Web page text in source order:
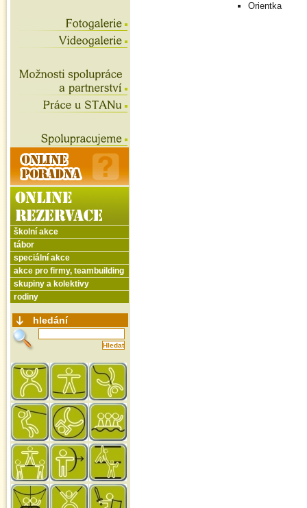
Orientka
školní akce
tábor
speciální akce
akce pro firmy, teambuilding
skupiny a kolektivy
rodiny
hledání